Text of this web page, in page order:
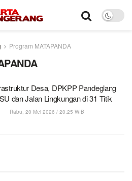
Program MATAPANDA
Desa, DPKPP Pandeglang
dan Jalan Lingkungan di 31 Titik
Rabu, 20 Mei 2026 / 20:25 WIB